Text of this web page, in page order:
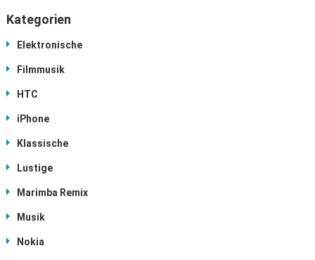
Kategorien
Elektronische
Filmmusik
HTC
iPhone
Klassische
Lustige
Marimba Remix
Musik
Nokia